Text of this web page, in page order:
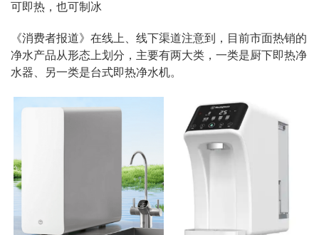
可即热，也可制冰
《消费者报道》在线上、线下渠道注意到，目前市面热销的
净水产品从形态上划分，主要有两大类，一类是厨下即热净
水器、另一类是台式即热净水机。